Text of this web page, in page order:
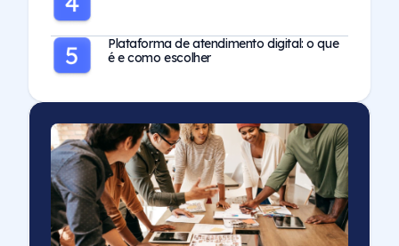
Plataforma de atendimento digital: o que
é e como escolher